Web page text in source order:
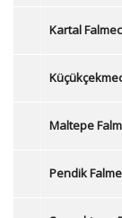
Kartal
Maltepe
Pendik